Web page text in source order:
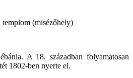
(misézőhely)
A 18. században folyamatosan
1802-ben nyerte el.